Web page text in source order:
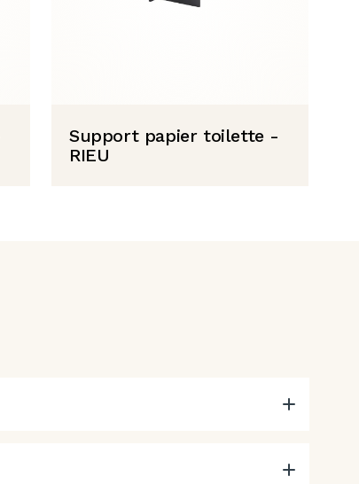
Support papier toilette -
RIEU